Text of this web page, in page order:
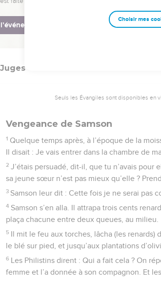
20 La femme de Samson fut (donnée) à son
© Société biblique française – Bibli’O, 1978, avec
Juges
Seuls les Évangiles sont disponibles en
Vengeance de Samson
1 Quelque temps après, à l’époque de la
Il disait : Je vais entrer dans la chambre de
2 J’étais persuadé, dit-il, que tu n’avais
sa jeune sœur n’est pas mieux qu’elle ?
3 Samson leur dit : Cette fois je ne serai pas
4 Samson s’en alla. Il attrapa trois cents
plaça chacune entre deux queues, au milieu.
5 Il mit le feu aux torches, lâcha (les renards)
le blé sur pied, et jusqu’aux plantations
6 Les Philistins dirent : Qui a fait cela ? On
femme et l’a donnée à son compagnon. Et
Choisir mes